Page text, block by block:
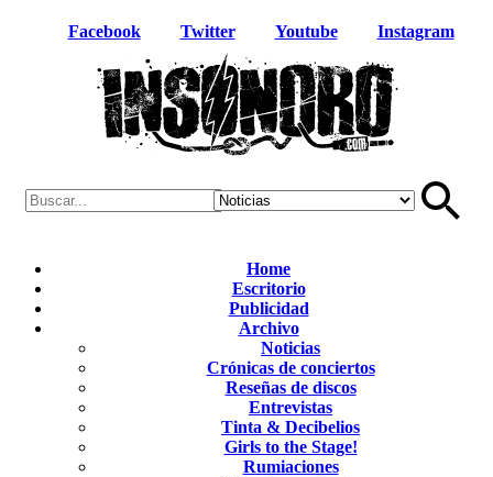
Facebook Twitter Youtube Instagram
Home
Escritorio
Publicidad
Archivo
Noticias
Crónicas de conciertos
Reseñas de discos
Entrevistas
Tinta & Decibelios
Girls to the Stage!
Rumiaciones